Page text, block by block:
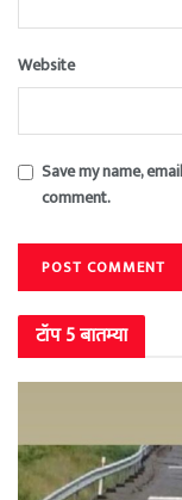
Website
Save my name,
comment.
टॉप 5 बातम्या